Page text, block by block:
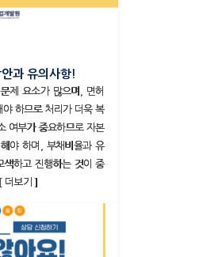
과 유의사항!
제 요소가 많으며, 면허
하므로 처리가 더욱 복
여부가 중요하므로 자본
야 하며, 부채비율과 유
색하고 진행하는 것이 중
더보기 ]